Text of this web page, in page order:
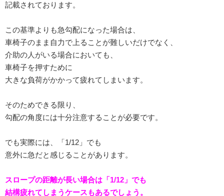
記載されております。
この基準よりも急勾配になった場合は、
車椅子のまま自力で上ることが難しいだけでなく、
介助の人がいる場合においても、
車椅子を押すために
大きな負荷がかかって疲れてしまいます。
そのためできる限り、
勾配の角度には十分注意することが必要です。
でも実際には、「1/12」でも
意外に急だと感じることがあります。
スロープの距離が長い場合は「1/12」でも
結構疲れてしまうケースもあるでしょう。